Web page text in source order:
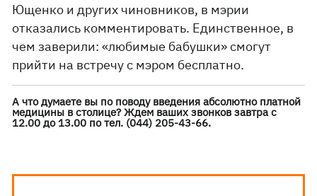
Ющенко и других чиновников, в мэрии
отказались комментировать. Единственное, в
чем заверили: «любимые бабушки» смогут
прийти на встречу с мэром бесплатно.
А что думаете вы по поводу введения абсолютно платной
медицины в столице? Ждем ваших звонков завтра с
12.00 до 13.00 по тел. (044) 205-43-66.